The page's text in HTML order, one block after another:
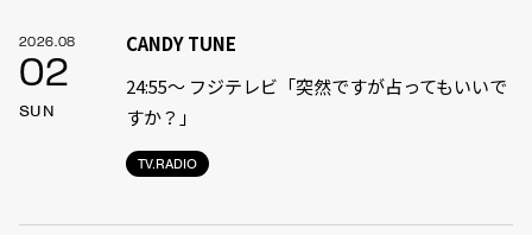
2026.08
02
SUN
TV.RADIO
CANDY TUNE
24:55〜 フジテレビ「突然ですが占ってもいいで
すか？」